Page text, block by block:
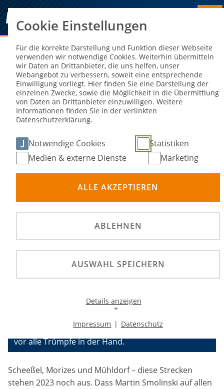
Sie sind hier: NEWS
Langbahn-WM: Smolinski jagd den
Leader Harris
18. Jul 2023
Halbzeit in der Langbahn-WM: Drei von sechs Finals
sind ausgetragen – und mit Martin Smolinski gibt es
nach wie vor ein heißes, deutsches Eisen unter den
Gesamtwertung nach seinem zweiten Rang beim
Führenden Chris Harris – und hält damit nach wie
vor alle Trümpfe in der Hand.
Scheeßel, Morizes und Mühldorf – diese Strecken
stehen 2023 noch aus. Dass Martin Smolinski auf allen
Cookie Einstellungen
Für die korrekte Darstellung und Funktion dieser Webseite
verwenden wir notwendige Cookies. Weiterhin übermitteln
wir Daten an Drittanbieter, die uns helfen, unser
Webangebot zu verbessern, soweit eine entsprechende
Einwilligung vorliegt. Hier finden Sie eine Darstellung der
einzelnen Zwecke, sowie die Möglichkeit in die Übermittlung
von Daten an Drittanbieter einzuwilligen. Weitere
Informationen finden Sie in der verlinkten
Datenschutzerklärung.
Notwendige Cookies
Statistiken
Medien & externe Dienste
Marketing
ALLE AKZEPTIEREN
ABLEHNEN
AUSWAHL SPEICHERN
Details anzeigen
Notwendige Cookies ermöglichen die Kernfunktionalität
einer Website. Sie helfen dabei, die Website nutzbar zu
machen, indem sie grundlegende Funktionen
ermöglichen. Ohne diese Cookies kann die Website nicht
richtig funktionieren.
Impressum | Datenschutz